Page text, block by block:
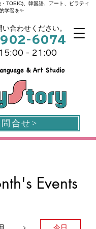
TOEIC)、韓国語、アート、ピラティ
学習を✨
合わせください。
6074
15:00 - 21:00
問合せ>
Events